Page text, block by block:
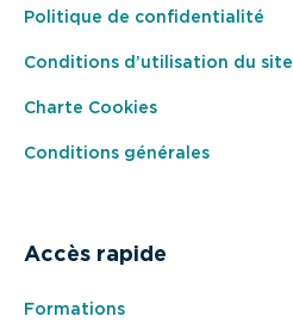
Politique de confidentialité
Conditions d’utilisation du site
Charte Cookies
Conditions générales
Accès rapide
Formations